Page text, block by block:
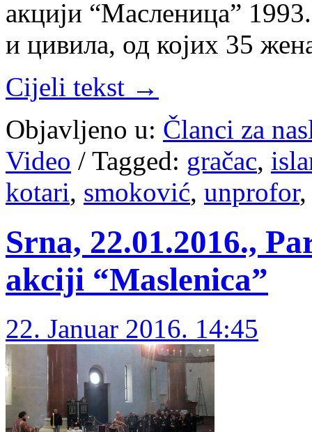
акцији “Масленица”
и цивила, од којих 35
Cijeli tekst →
Objavljeno u: Članci za
Video / Tagged: gračac,
kotari, smoković, unprofor
Srna, 22.01.2016.,
akciji “Maslenica”
22. Januar 2016. 14:45